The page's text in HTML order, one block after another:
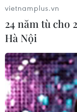
Tiên IBK và
ngày 29/4, cho
sang Trung
16,56 triệu
ngoái, trong khi
cũng tăng
Theo trung
vietnamplus.vn
24 năm tù cho
Hà Nội